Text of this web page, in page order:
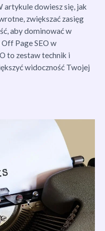
artykule dowiesz się, jak
zwiększać zasięg
aby dominować w
Page SEO w
to zestaw technik i
widoczność Twojej